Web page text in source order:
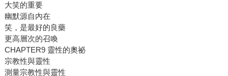
大笑的重要
幽默源自內在
笑，是最好的良藥
更高層次的召喚
CHAPTER9 靈性的奧祕
宗教性與靈性
測量宗教性與靈性